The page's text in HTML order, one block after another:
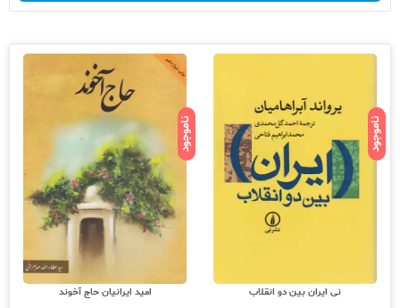
ناموجود
نی ایران بین دو انقلاب
ناموجود
امید ایرانیان حاج آخوند